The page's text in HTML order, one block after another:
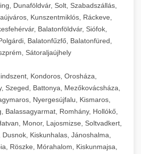
Dunaföldvár, Solt, Szabadszállás,
Kunszentmiklós, Ráckeve,
Balatonföldvár, Siófok,
Balatonfűzfő, Balatonfüred,
Sátoraljaújhely
Kondoros, Orosháza,
Szeged, Battonya, Mezőkovácsháza,
Nyergesújfalu, Kismaros,
Balassagyarmat, Romhány, Hollókő,
Monor, Lajosmizse, Soltvadkert,
Kiskunhalas, Jánoshalma,
Röszke, Mórahalom, Kiskunmajsa,